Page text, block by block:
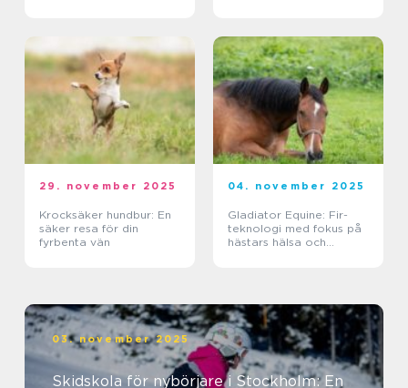
29. november 2025
Krocksäker hundbur: En
säker resa för din
fyrbenta vän
04. november 2025
Gladiator Equine: Fir-
teknologi med fokus på
hästars hälsa och
03. november 2025
Skidskola för nybörjare i Stockholm: En